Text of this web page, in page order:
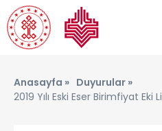
Anasayfa » Duyurular »
2019 Yılı Eski Eser Birimfiyat Eki